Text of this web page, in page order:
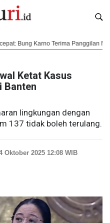
Karno Terima Panggilan Mendadak
Ketat Kasus
Banten
lingkungan dengan
137 tidak boleh terulang.
Oktober 2025 12:08 WIB